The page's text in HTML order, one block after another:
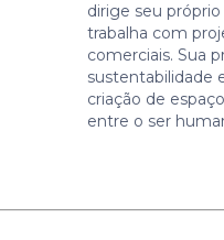
dirige seu
trabalha com
comerciais. Sua
sustentabilidade
criação de
entre o ser